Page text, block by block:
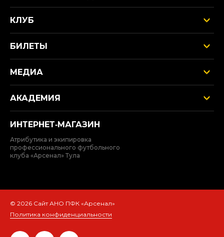
КЛУБ
БИЛЕТЫ
МЕДИА
АКАДЕМИЯ
ИНТЕРНЕТ‑МАГАЗИН
Атрибутика и экипировка
профессионального футбольного
клуба «Арсенал» Тула
© 2026 Сайт АНО ПФК «Арсенал»
Политика конфиденциальности